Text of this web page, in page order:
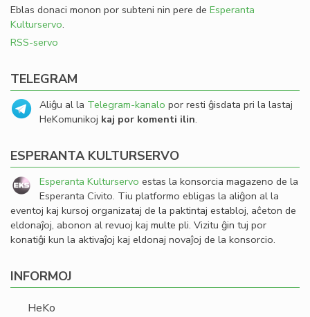
Eblas donaci monon por subteni nin pere de Esperanta
Kulturservo.
RSS-servo
TELEGRAM
Aliĝu al la Telegram-kanalo por resti ĝisdata pri la lastaj
HeKomunikoj kaj por komenti ilin.
ESPERANTA KULTURSERVO
Esperanta Kulturservo estas la konsorcia magazeno de la
Esperanta Civito. Tiu platformo ebligas la aliĝon al la
eventoj kaj kursoj organizataj de la paktintaj establoj, aĉeton de
eldonaĵoj, abonon al revuoj kaj multe pli. Vizitu ĝin tuj por
konatiĝi kun la aktivaĵoj kaj eldonaj novaĵoj de la konsorcio.
INFORMOJ
HeKo